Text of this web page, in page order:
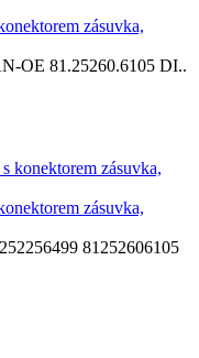
zásuvka,
OE 81.25260.6105 DI..
zásuvka,
81252606105